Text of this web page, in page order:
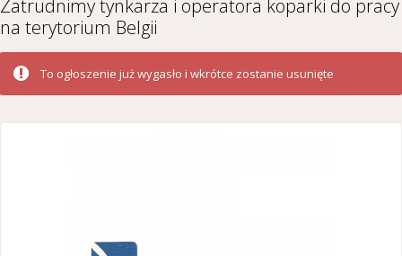
Zatrudnimy tynkarza i operatora koparki do pracy
na terytorium Belgii
To ogłoszenie już wygasło i wkrótce zostanie usunięte